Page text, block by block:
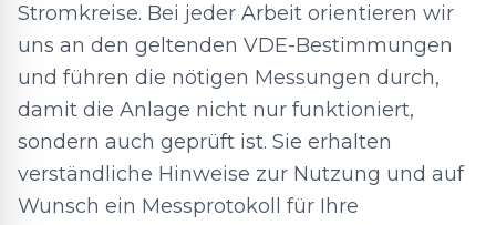
Stromkreise. Bei jeder Arbeit orientieren wir
uns an den geltenden VDE-Bestimmungen
und führen die nötigen Messungen durch,
damit die Anlage nicht nur funktioniert,
sondern auch geprüft ist. Sie erhalten
verständliche Hinweise zur Nutzung und auf
Wunsch ein Messprotokoll für Ihre